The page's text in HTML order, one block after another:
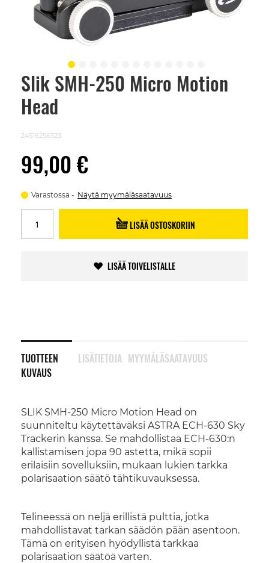
Slik SMH-250 Micro Motion
Head
24516256323
99,00 €
Varastossa Näytä myymäläsaatavuus
LISÄÄ OSTOSKORIIN
LISÄÄ TOIVELISTALLE
TUOTTEEN
KUVAUS
SLIK SMH-250 Micro Motion Head on
suunniteltu käytettäväksi ASTRA ECH-630 Sky
Trackerin kanssa. Se mahdollistaa ECH-630:n
kallistamisen jopa 90 astetta, mikä sopii
erilaisiin sovelluksiin, mukaan lukien tarkka
polarisaation säätö tähtikuvauksessa.
Telineessä on neljä erillistä pulttia, jotka
mahdollistavat tarkan säädön pään asentoon.
Tämä on erityisen hyödyllistä tarkkaa
polarisaation säätöä varten.
LISÄTIETOJA MYYMÄLÄSAATAVUUS
Skip
beginning
images